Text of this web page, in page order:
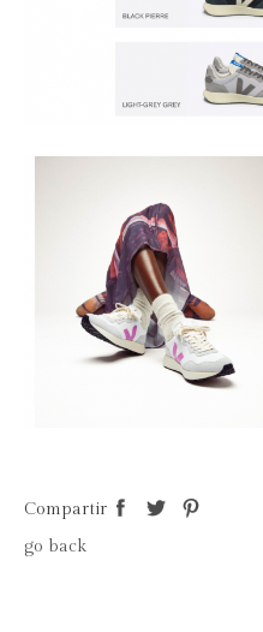
Compartir
go back